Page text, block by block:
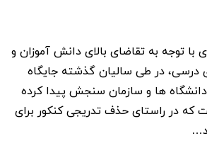
توجه به تقاضای بالای دانش آموزان و
درسی، در طی سالیان گذشته جایگاه
ها و سازمان سنجش پیدا کرده
در راستای حذف تدریجی کنکور برای